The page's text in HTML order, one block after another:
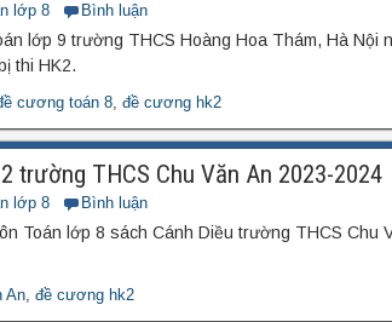
lớp 8 Bình luận
lớp 9 trường THCS Hoàng Hoa Thám, Hà Nội
thi HK2.
cương toán 8, đề cương hk2
trường THCS Chu Văn An 2023-2024
lớp 8 Bình luận
Toán lớp 8 sách Cánh Diều trường THCS Chu
An, đề cương hk2